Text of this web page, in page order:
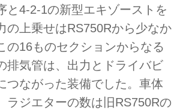
と4-2-1の新型エキゾーストを
の上乗せはRS750Rから少なか
の16ものセクションからなる
排気管は、出力とドライバビ
つながった装備でした。車体
ラジエターの数は旧RS750Rの